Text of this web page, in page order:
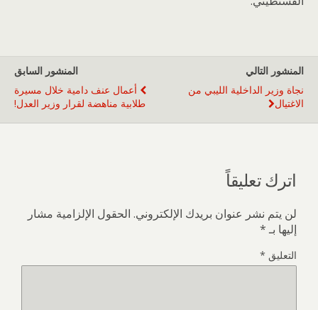
المنشور السابق
أعمال عنف دامية خلال مسيرة
طلابية مناهضة لقرار وزير العدل!
المنشور التالي
نجاة وزير الداخلية الليبي من
الاغتيال
اترك تعليقاً
لن يتم نشر عنوان بريدك الإلكتروني. الحقول الإلزامية مشار
إليها بـ*
التعليق *